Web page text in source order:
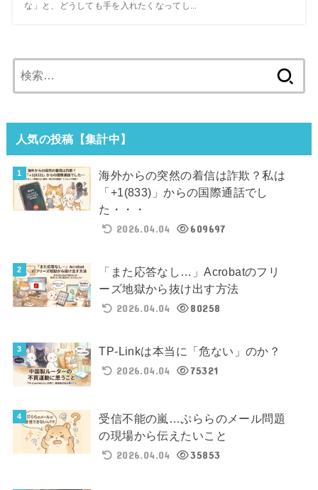
な」と、どうしても手を入れたくなってし...
索:
人気の投稿【集計中】
海外からの突然の着信は詐欺？私は
「+1(833)」からの国際通話でし
た・・・
2026.04.04
609697
「また応答なし…」Acrobatのフリ
ーズ地獄から抜け出す方法
2026.04.04
80258
TP-Linkは本当に「危ない」のか？
2026.04.04
75321
受信不能の嵐…ぷららのメール問題
の現場から伝えたいこと
2026.04.04
35853